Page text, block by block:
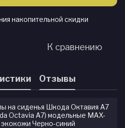
накопительной скидки
К сравнению
Отзывы
на сиденья Шкода Октавия А7
Octavia A7) модельные MAX-
экокожи Черно-синий